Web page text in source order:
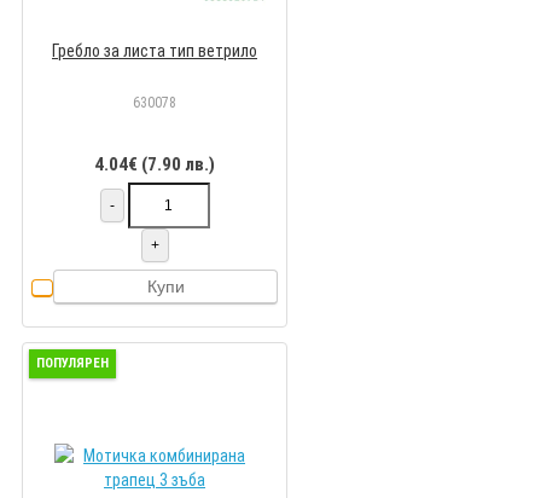
Гребло за листа тип ветрило
630078
4.04€ (7.90 лв.)
-
+
Купи
ПОПУЛЯРЕН